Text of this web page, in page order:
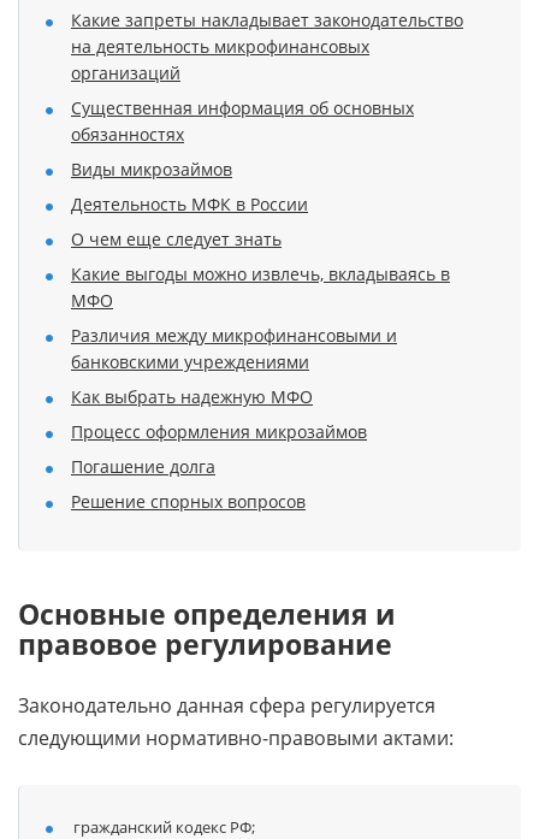
Какие запреты накладывает законодательство
на деятельность микрофинансовых
организаций
Существенная информация об основных
обязанностях
Виды микрозаймов
Деятельность МФК в России
О чем еще следует знать
Какие выгоды можно извлечь, вкладываясь в
МФО
Различия между микрофинансовыми и
банковскими учреждениями
Как выбрать надежную МФО
Процесс оформления микрозаймов
Погашение долга
Решение спорных вопросов
Основные определения и
правовое регулирование
Законодательно данная сфера регулируется
следующими нормативно-правовыми актами:
гражданский кодекс РФ;